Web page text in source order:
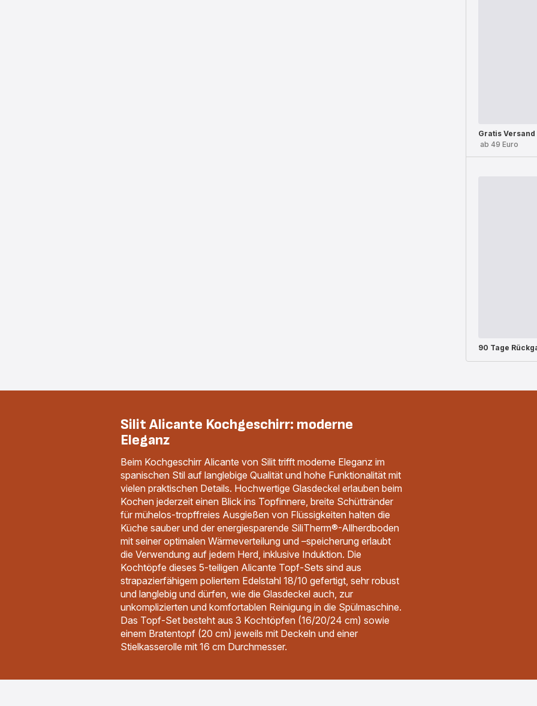
Gratis Versand
ab 49 Euro
90 Tage
Silit Alicante Kochgeschirr: moderne
Eleganz
Beim Kochgeschirr Alicante von Silit trifft moderne Eleganz im
spanischen Stil auf langlebige Qualität und hohe Funktionalität mit
vielen praktischen Details. Hochwertige Glasdeckel erlauben beim
Kochen jederzeit einen Blick ins Topfinnere, breite Schüttränder
für mühelos-tropffreies Ausgießen von Flüssigkeiten halten die
Küche sauber und der energiesparende SiliTherm®-Allherdboden
mit seiner optimalen Wärmeverteilung und –speicherung erlaubt
die Verwendung auf jedem Herd, inklusive Induktion. Die
Kochtöpfe dieses 5-teiligen Alicante Topf-Sets sind aus
strapazierfähigem poliertem Edelstahl 18/10 gefertigt, sehr robust
und langlebig und dürfen, wie die Glasdeckel auch, zur
unkomplizierten und komfortablen Reinigung in die Spülmaschine.
Das Topf-Set besteht aus 3 Kochtöpfen (16/20/24 cm) sowie
einem Bratentopf (20 cm) jeweils mit Deckeln und einer
Stielkasserolle mit 16 cm Durchmesser.